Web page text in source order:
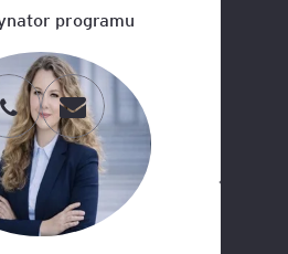
programu